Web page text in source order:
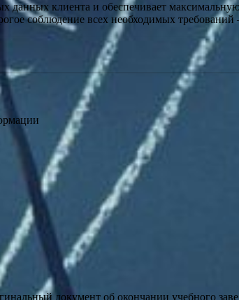
данных клиента и обеспечивает
соблюдение всех необходимых требований
документ об окончании учебного